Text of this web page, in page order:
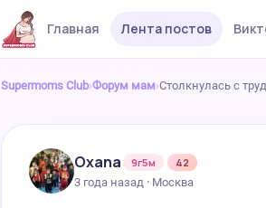
Главная Лента постов
Supermoms Club›Форум мам›Столкнулась с
Oxana 9г5м
42
3 года назад · Москва